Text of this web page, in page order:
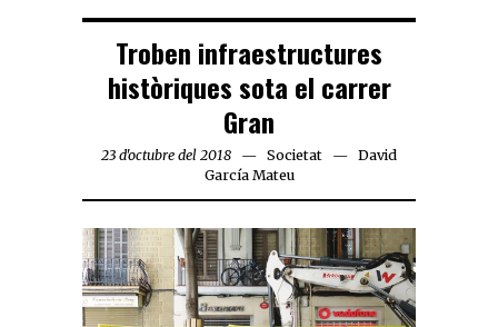
Troben infraestructures
històriques sota el carrer
Gran
23 d'octubre del 2018 Societat
David
García Mateu